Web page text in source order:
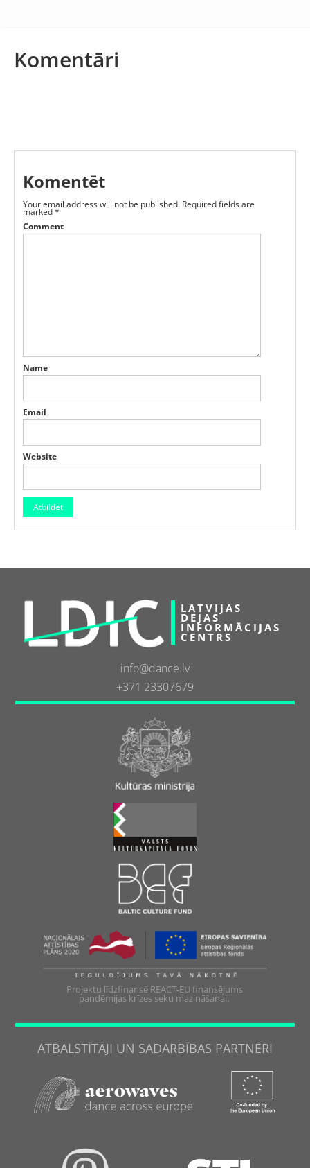
Komentāri
Komentēt
Your email address will not be published. Required fields are
marked*
Comment
Name
Email
Website
LATVIJAS
DEJAS
INFORMĀCIJAS
CENTRS
info@dance.lv
+371 23307679
Projektu līdzfinansē REACT-EU finansējums
pandēmijas krīzes seku mazināšanai.
ATBALSTĪTĀJI UN SADARBĪBAS PARTNERI